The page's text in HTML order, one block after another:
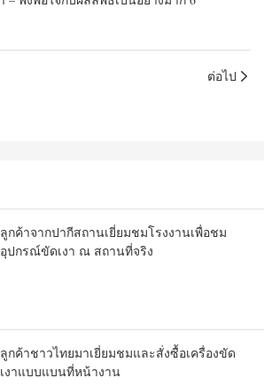
ต่อไป
ลูกค้าจากปากีสถานเยี่ยมชมโรงงานเพื่อชม
อุปกรณ์ขัดเงา ณ สถานที่จริง
ลูกค้าชาวไทยมาเยี่ยมชมและสั่งซื้อเครื่องขัด
เงาแบบแบนที่หน้างาน